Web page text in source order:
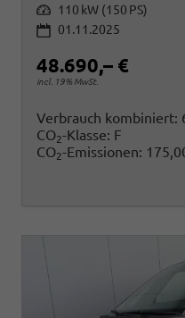
Leistung 110 kW (150 PS)
01.11.2025
48.690,– €
incl. 19% MwSt.
Verbrauch kombiniert:
CO2-Klasse: F
CO2-Emissionen: